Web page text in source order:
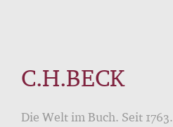
C.H.BECK
Die Welt im Buch. Seit 1763.